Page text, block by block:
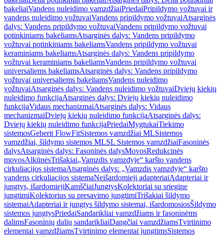
bakeliaiVandens nuleidimo vamzdžiaiPriedaiPripildymo vožtuvai ir
vandens nuleidimo vožtuvaiVandens pripildymo vožtuvaiAtsarginės
dalys: Vandens pripildymo vožtuvaiVandens pripildymo vožtuvai
potinkiniams bakeliamsAtsarginės dalys: Vandens pripildymo
vožtuvai potinkiniams bakeliamsVandens pripildymo vožtuvai
keraminiams bakeliamsAtsarginės dalys: Vandens pripildymo
vožtuvai keraminiams bakeliamsVandens pripildymo vožtuvai
universaliems bakeliamsAtsarginės dalys: Vandens pripildymo
vožtuvai universaliems bakeliamsVandens nuleidimo
vožtuvaiAtsarginės dalys: Vandens nuleidimo vožtuvaiDviejų kiekių
nuleidimo funkcijaAtsarginės dalys: Dviejų kiekių nuleidimo
funkcijaVidaus mechanizmaiAtsarginės dalys: Vidaus
mechanizmaiDviejų kiekių nuleidimo funkcijaAtsarginės dalys:
Dviejų kiekių nuleidimo funkcijaPriedaiMygtukaiTiekimo
sistemosGeberit FlowFitSistemos vamzdžiai MLSistemos
vamzdžiai, šildymo sistemos MLSL Sistemos vamzdžiaiFasoninės
dalysAtsarginės dalys: Fasoninės dalysMovosRedukcinės
movosAlkūnėsTrišakiai„Vamzdis vamzdyje“ karšto vandens
cirkuliacijos sistemaAtsarginės dalys: „Vamzdis vamzdyje“ karšto
vandens cirkuliacijos sistemaNeišardomieji adapteriaiAdapteriai ir
jungtys, išardomiejiKamščiaiJungtysKolektoriai su sriegine
jungtimiKolektorius su presavimo jungtimiTrišakiai šildymo
sistemaiAdapteriai ir jungtys šildymo sistemai, išardomosiosŠildymo
sistemos jungtysPriedaiSandarikliai vamzdžiams ir fasoninėms
dalimsFasoninių dalių sandarikliaiDangčiai vamzdžiamsTvirtinimo
elementai vamzdžiamsTvirtinimo elementai jungtimsSistemos